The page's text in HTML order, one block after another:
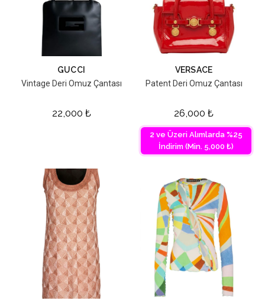
GUCCI
Vintage Deri Omuz Çantası
22,000 ₺
VERSACE
Patent Deri Omuz Çantası
26,000 ₺
2 ve Üzeri Alımlarda %25
İndirim (Min. 5,000 ₺)